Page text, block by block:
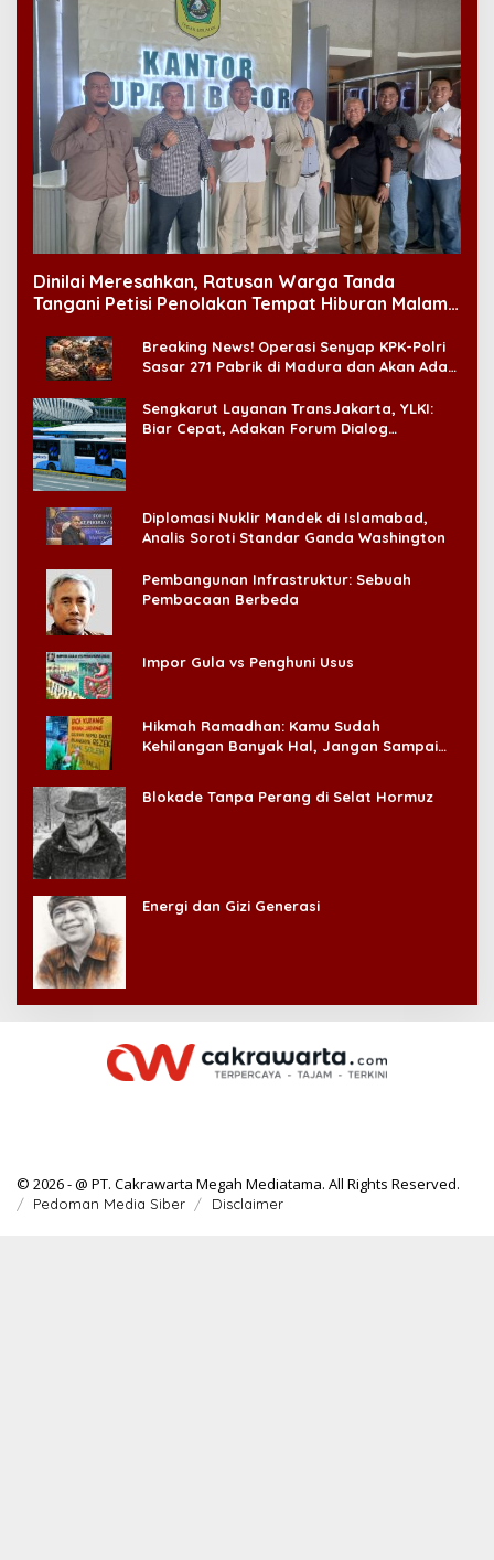
Dinilai Meresahkan, Ratusan Warga Tanda
Tangani Petisi Penolakan Tempat Hiburan Malam
Breaking News! Operasi Senyap KPK-Polri
Sasar 271 Pabrik di Madura dan Akan Ada
Sengkarut Layanan TransJakarta, YLKI:
Biar Cepat, Adakan Forum Dialog
Diplomasi Nuklir Mandek di Islamabad,
Analis Soroti Standar Ganda Washington
Pembangunan Infrastruktur: Sebuah
Pembacaan Berbeda
Impor Gula vs Penghuni Usus
Hikmah Ramadhan: Kamu Sudah
Kehilangan Banyak Hal, Jangan Sampai
Blokade Tanpa Perang di Selat Hormuz
Energi dan Gizi Generasi
© 2026 - @ PT. Cakrawarta Megah Mediatama. All Rights Reserved.
Pedoman Media Siber Disclaimer